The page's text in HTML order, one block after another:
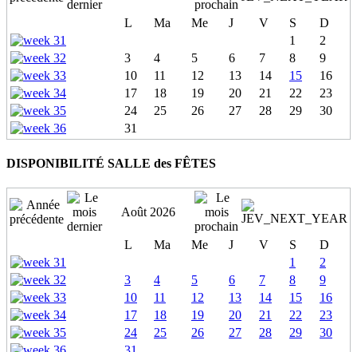
L Ma Me J V S
D
1
2
3
4 5 6 7 8
9
10
11 12 13 14 15
16
17
18 19 20 21 22
23
24
25 26 27 28 29
30
31
DISPONIBILITÉ SALLE des FÊTES
Août 2026
L Ma Me J V S
D
1
2
3
4 5 6 7 8
9
10
11 12 13 14 15
16
17
18 19 20 21 22
23
24
25 26 27 28 29
30